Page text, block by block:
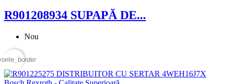
R901208934 SUPAPĂ DE...
Nou